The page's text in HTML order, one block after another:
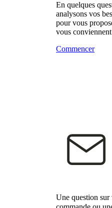
En quelques
analysons vos
pour vous
vous
Commencer
Une question